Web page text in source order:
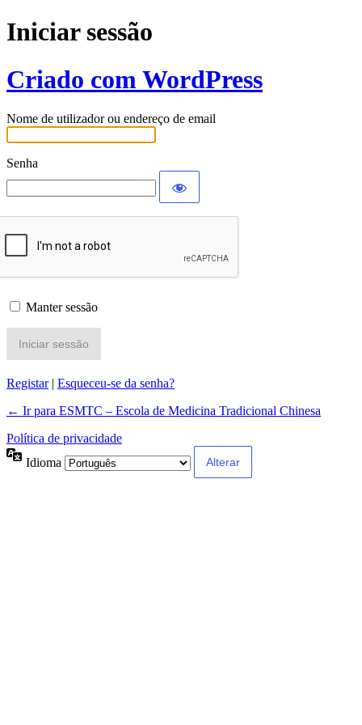
Iniciar sessão
Criado com WordPress
Nome de utilizador ou endereço de email
Senha
Manter sessão
Registar| Esqueceu-se da senha?
← Ir para ESMTC – Escola de Medicina Tradicional Chinesa
Política de privacidade
Idioma